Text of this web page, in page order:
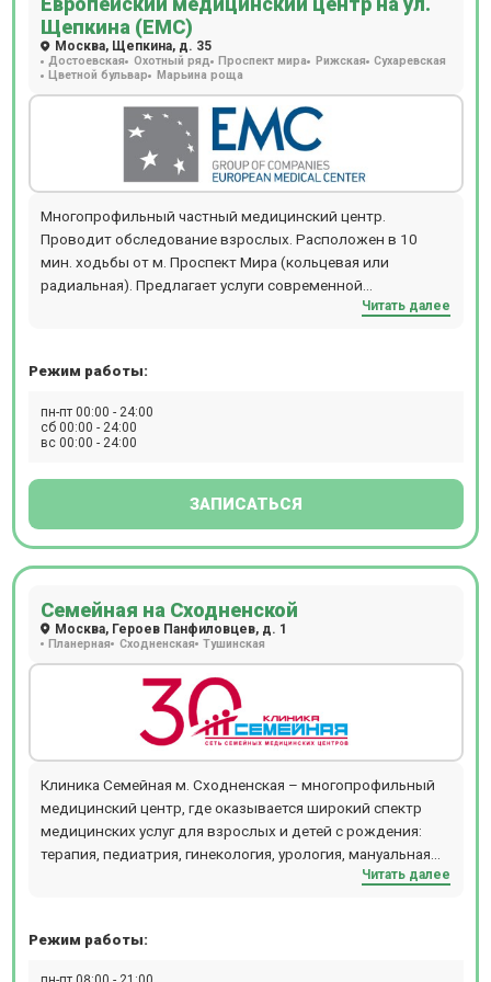
Щепкина (ЕМС)
Москва, Щепкина, д. 35
Достоевская Охотный ряд Проспект мира Рижская
Сухаревская
Цветной бульвар Марьина роща
Многопрофильный частный медицинский центр.
Проводит обследование взрослых. Расположен в 10
мин. ходьбы от м. Проспект Мира (кольцевая или
радиальная). Предлагает услуги современной
диагностики: МРТ, КТ, ПЭТ-КТ, Бронхоскопию,Читать далее
Режим работы:
пн-пт 00:00 - 24:00
сб 00:00 - 24:00
вс 00:00 - 24:00
ЗАПИСАТЬСЯ
Семейная на Сходненской
Москва, Героев Панфиловцев, д. 1
Планерная Сходненская Тушинская
Клиника Семейная м. Сходненская – многопрофильный
медицинский центр, где оказывается широкий спектр
медицинских услуг для взрослых и детей с рождения:
терапия, педиатрия, гинекология, урология, мануальная
терапия, дерматология и косметология, проктология,
физиотерапия и т.д. В отделении проводятся следующие
Читать далее
Режим работы: